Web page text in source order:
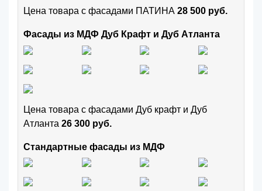
Цена товара с фасадами ПАТИНА 28 500 руб.
Фасады из МДФ Дуб Крафт и Дуб Атланта
Цена товара с фасадами Дуб крафт и Дуб
Атланта 26 300 руб.
Стандартные фасады из МДФ